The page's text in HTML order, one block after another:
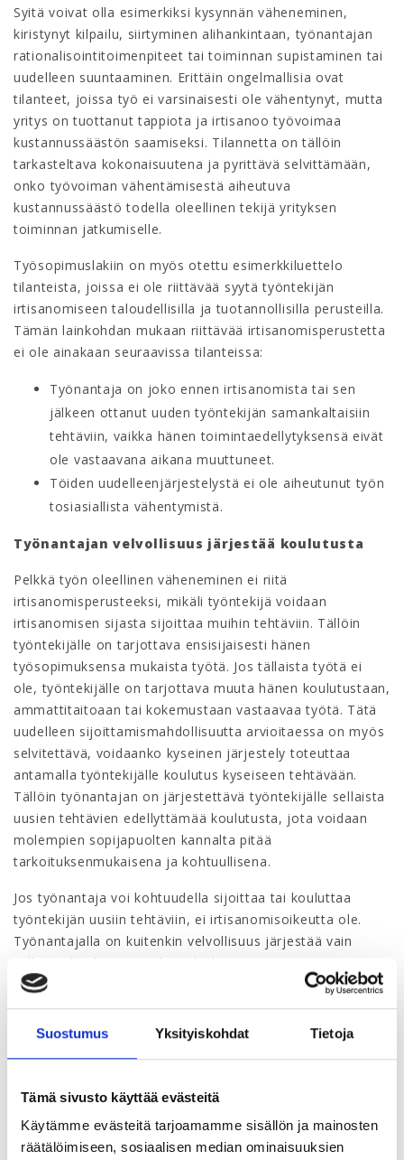
Suostumus Yksityiskohdat Tietoja
Tämä sivusto käyttää evästeitä
Käytämme evästeitä tarjoamamme sisällön ja mainosten
räätälöimiseen, sosiaalisen median ominaisuuksien
Syitä voivat olla esimerkiksi kysynnän väheneminen,
kiristynyt kilpailu, siirtyminen alihankintaan, työnantajan
rationalisointitoimenpiteet tai toiminnan supistaminen tai
uudelleen suuntaaminen. Erittäin ongelmallisia ovat
tilanteet, joissa työ ei varsinaisesti ole vähentynyt, mutta
yritys on tuottanut tappiota ja irtisanoo työvoimaa
kustannussäästön saamiseksi. Tilannetta on tällöin
tarkasteltava kokonaisuutena ja pyrittävä selvittämään,
onko työvoiman vähentämisestä aiheutuva
kustannussäästö todella oleellinen tekijä yrityksen
toiminnan jatkumiselle.
Työsopimuslakiin on myös otettu esimerkkiluettelo
tilanteista, joissa ei ole riittävää syytä työntekijän
irtisanomiseen taloudellisilla ja tuotannollisilla perusteilla.
Tämän lainkohdan mukaan riittävää irtisanomisperustetta
ei ole ainakaan seuraavissa tilanteissa:
Työnantaja on joko ennen irtisanomista tai sen
jälkeen ottanut uuden työntekijän samankaltaisiin
tehtäviin, vaikka hänen toimintaedellytyksensä eivät
ole vastaavana aikana muuttuneet.
Töiden uudelleenjärjestelystä ei ole aiheutunut työn
tosiasiallista vähentymistä.
Työnantajan velvollisuus järjestää koulutusta
Pelkkä työn oleellinen väheneminen ei riitä
irtisanomisperusteeksi, mikäli työntekijä voidaan
irtisanomisen sijasta sijoittaa muihin tehtäviin. Tällöin
työntekijälle on tarjottava ensisijaisesti hänen
työsopimuksensa mukaista työtä. Jos tällaista työtä ei
ole, työntekijälle on tarjottava muuta hänen koulutustaan,
ammattitaitoaan tai kokemustaan vastaavaa työtä. Tätä
uudelleen sijoittamismahdollisuutta arvioitaessa on myös
selvitettävä, voidaanko kyseinen järjestely toteuttaa
antamalla työntekijälle koulutus kyseiseen tehtävään.
Tällöin työnantajan on järjestettävä työntekijälle sellaista
uusien tehtävien edellyttämää koulutusta, jota voidaan
molempien sopijapuolten kannalta pitää
tarkoituksenmukaisena ja kohtuullisena.
Jos työnantaja voi kohtuudella sijoittaa tai kouluttaa
työntekijän uusiin tehtäviin, ei irtisanomisoikeutta ole.
Työnantajalla on kuitenkin velvollisuus järjestää vain
sellaista koulutusta, joka palvelee työnantajan tarpeita ja
työntekijän ammatillista kehitystä. Työnantajalta ei siis
voida vaatia koulutusjärjestelyjä, jotka poikkeavat alan
luonteeseen tai työpaikan kokoon nähden tavanomaisena
työsuhteen tuotannollisella tai taloudellisella syyllä,
työnantajan on käytävä henkilöstön kanssa työvoiman
vähentämistä koskevat yhteistoimintaneuvottelut.